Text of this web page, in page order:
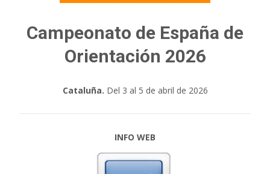
Campeonato de España de
Orientación 2026
Cataluña. Del 3 al 5 de abril de 2026
INFO WEB